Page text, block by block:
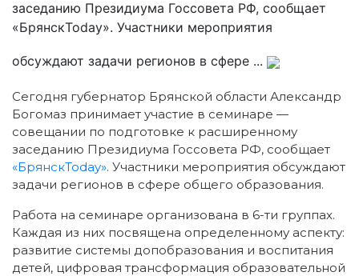
заседанию Президиума Госсовета РФ, сообщает
«БрянскToday». Участники мероприятия
обсуждают задачи регионов в сфере ...
Сегодня губернатор Брянской области Александр
Богомаз принимает участие в семинаре —
совещании по подготовке к расширенному
заседанию Президиума Госсовета РФ, сообщает
«БрянскToday». Участники мероприятия обсуждают
задачи регионов в сфере общего образования.
Работа на семинаре организована в 6-ти группах.
Каждая из них посвящена определенному аспекту:
развитие системы допобразования и воспитания
детей, цифровая трансформация образовательной